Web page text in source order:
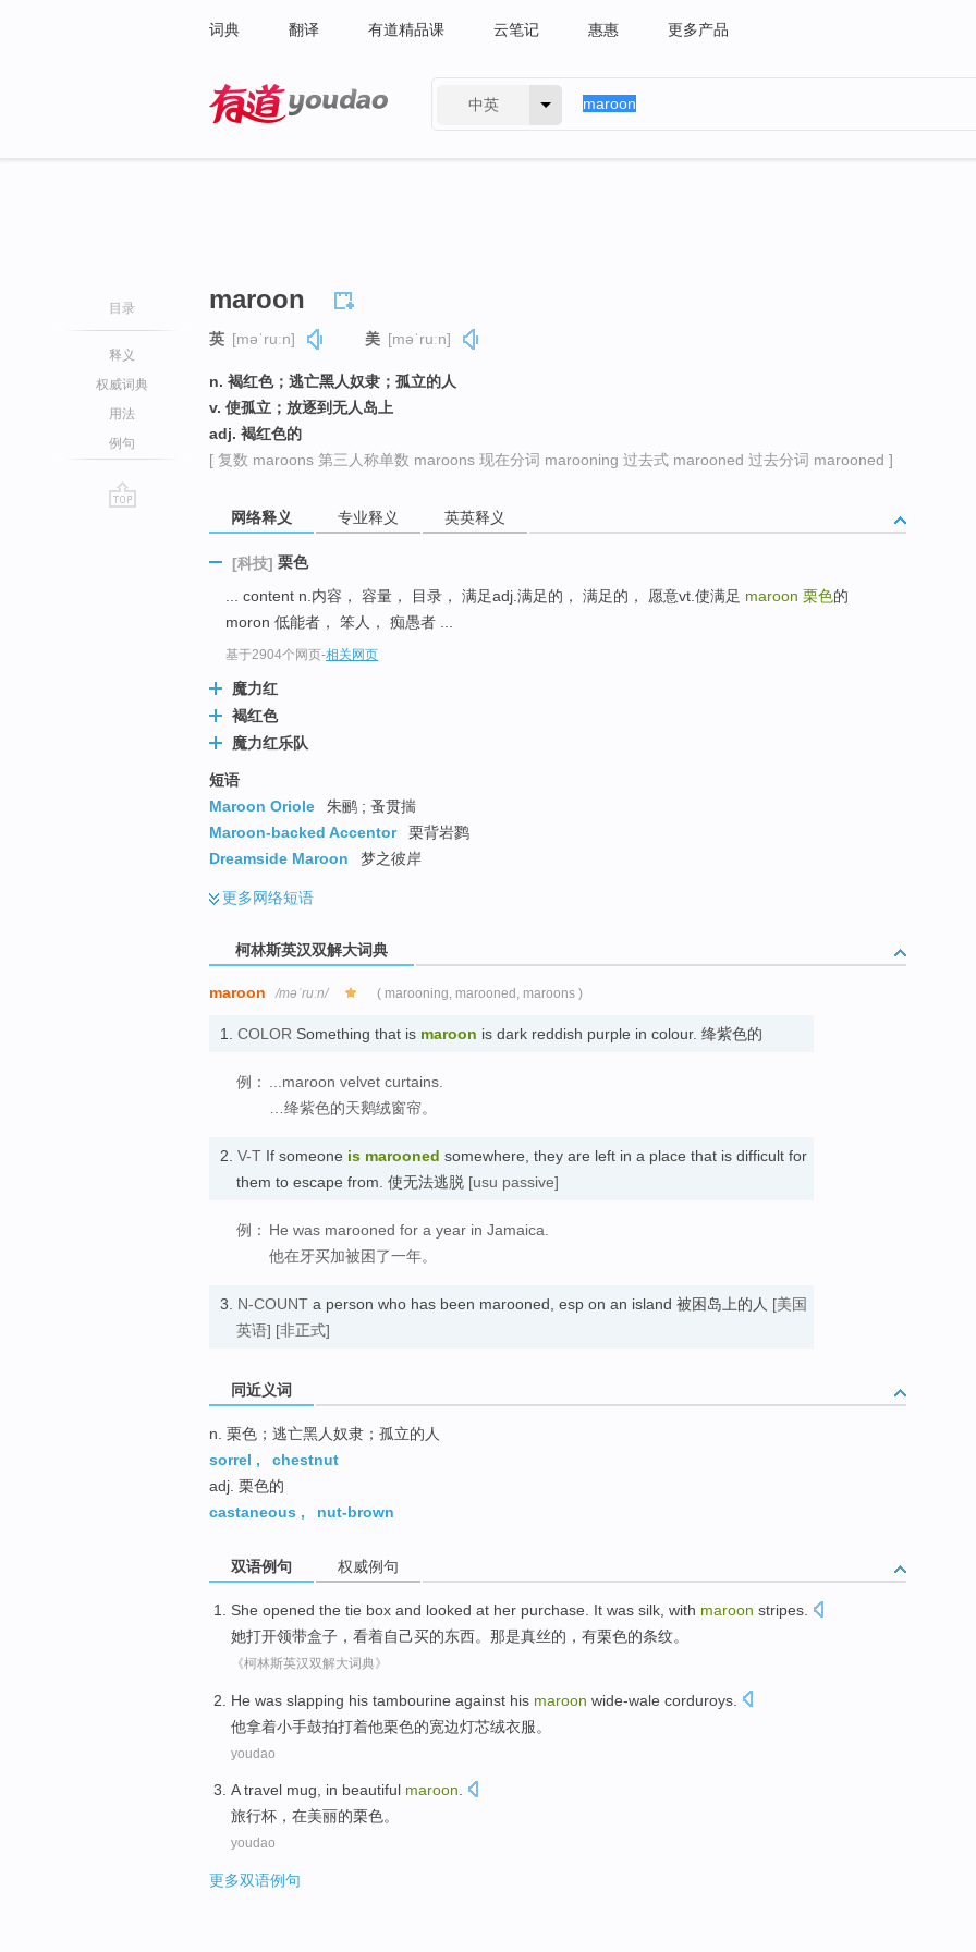
词典 翻译 有道精品课 云笔记 惠惠 更多产品
中英
目录
释义
权威词典
用法
例句
maroon
英 [məˈruːn] 美 [məˈruːn]
n. 褐红色；逃亡黑人奴隶；孤立的人
v. 使孤立；放逐到无人岛上
adj. 褐红色的
[ 复数 maroons 第三人称单数 maroons 现在分词 marooning 过去式 marooned 过去分词 marooned ]
网络释义 专业释义 英英释义
[科技] 栗色
... content n.内容， 容量， 目录， 满足adj.满足的， 满足的， 愿意vt.使满足 maroon 栗色的
moron 低能者， 笨人， 痴愚者 ...
基于2904个网页-相关网页
魔力红
褐红色
魔力红乐队
短语
Maroon Oriole
朱鹂 ; 蚤贯揣
Maroon-backed Accentor
栗背岩鹨
Dreamside Maroon
梦之彼岸
更多网络短语
柯林斯英汉双解大词典
maroon /məˈruːn/ ( marooning, marooned, maroons )
1. COLOR Something that is maroon is dark reddish purple in colour. 绛紫色的
例：
...maroon velvet curtains.
…绛紫色的天鹅绒窗帘。
2. V-T If someone is marooned somewhere, they are left in a place that is difficult for
them to escape from. 使无法逃脱 [usu passive]
例： He was marooned for a year in Jamaica.
他在牙买加被困了一年。
3. N-COUNT a person who has been marooned, esp on an island 被困岛上的人 [美国
英语] [非正式]
同近义词
n. 栗色；逃亡黑人奴隶；孤立的人
sorrel ,
chestnut
adj. 栗色的
castaneous , nut-brown
双语例句 权威例句
She opened the tie box and looked at her purchase It was silk with maroon stripes
她打开领带盒子 ， 看着自己买的东西。 那是真丝的， 有栗色的条纹。
《柯林斯英汉双解大词典》
He was slapping his tambourine against his maroon wide-wale corduroys
他拿着小手鼓拍打着他栗色的宽边灯芯绒衣服。
youdao
A travel mug, in beautiful maroon.
旅行杯 ， 在美丽的栗色。
youdao
更多双语例句